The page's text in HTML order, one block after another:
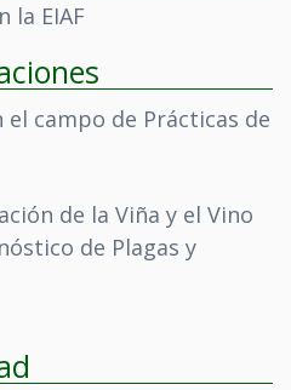
la EIAF
el campo de Prácticas de
de la Viña y el Vino
de Plagas y